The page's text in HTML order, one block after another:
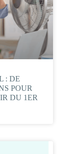
: DE
POUR
DU 1ER